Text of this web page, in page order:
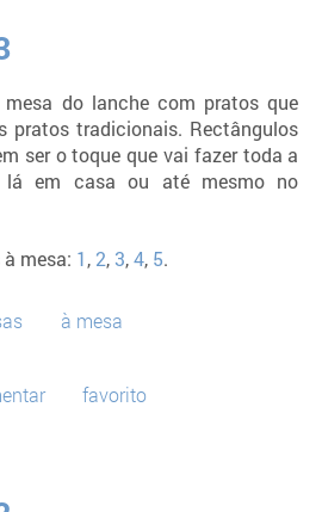
do lanche com pratos que
pratos tradicionais. Rectângulos
ser o toque que vai fazer toda a
lá em casa ou até mesmo no
mesa: 1 , 2, 3, 4, 5.
à mesa
favorito